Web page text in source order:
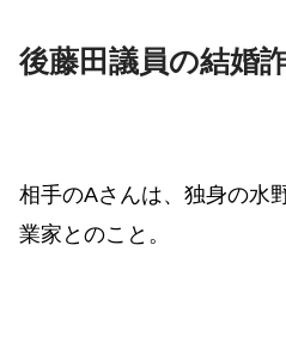
後藤田議員の結婚
相手のAさんは、独身の水
業家とのこと。